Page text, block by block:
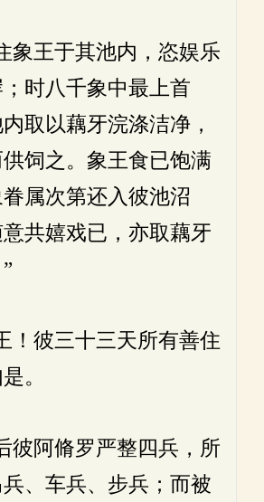
象王于其池内，恣娱乐
时八千象中最上首
取以藕牙浣涤洁净，
饲之。象王食已饱满
属次第还入彼池沼
共嬉戏已，亦取藕牙
！彼三十三天所有善住
。
彼阿脩罗严整四兵，所
、车兵、步兵；而被